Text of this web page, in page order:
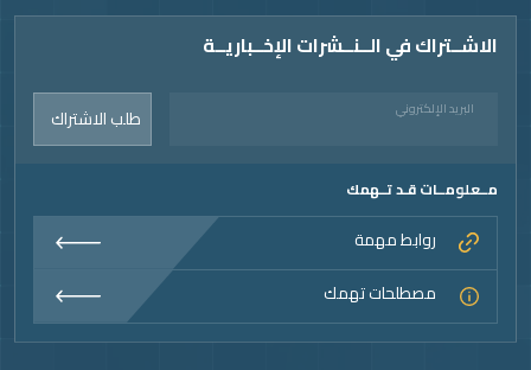
الاشــتراك في الــنــشرات الإخــباريــة
البريد الإلكتروني طلب الاشتراك
مــعلومــات قـد تــهمك
روابط مهمة
مصطلحات تهمك